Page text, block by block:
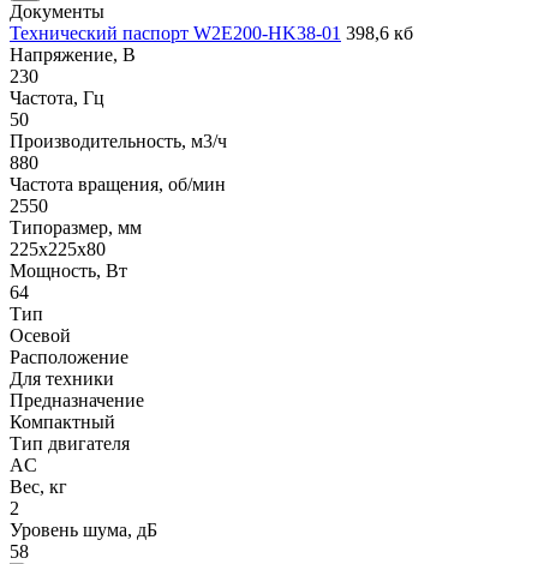
Документы
Технический паспорт W2E200-HK38-01 398,6 кб
Напряжение, В
230
Частота, Гц
50
Производительность, м3/ч
880
Частота вращения, об/мин
2550
Типоразмер, мм
225x225x80
Мощность, Вт
64
Тип
Осевой
Расположение
Для техники
Предназначение
Компактный
Тип двигателя
AC
Вес, кг
2
Уровень шума, дБ
58